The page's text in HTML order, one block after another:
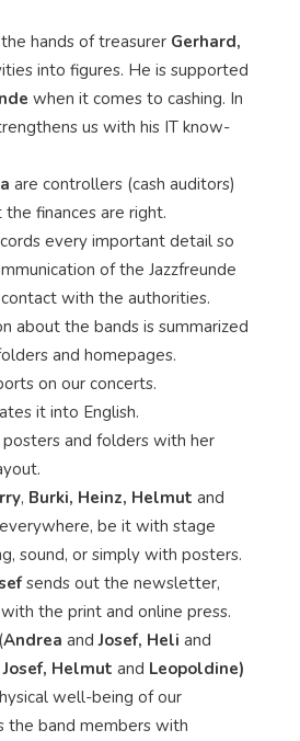
hands of treasurer Gerhard,
into figures. He is supported
when it comes to cashing. In
us with his IT know-
are controllers (cash auditors)
finances are right.
every important detail so
of the Jazzfreunde
with the authorities.
about the bands is summarized
and homepages.
on our concerts.
it into English.
posters and folders with her
, Burki, Heinz, Helmut and
be it with stage
sound, or simply with posters.
sends out the newsletter,
the print and online press.
Andrea andJosef, Heli and
Josef, Helmut and Leopoldine)
well-being of our
the band members with